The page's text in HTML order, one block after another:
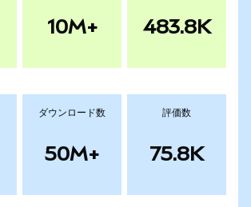
10M+ 483.8K
ダウンロード数
50M+
評価数
75.8K